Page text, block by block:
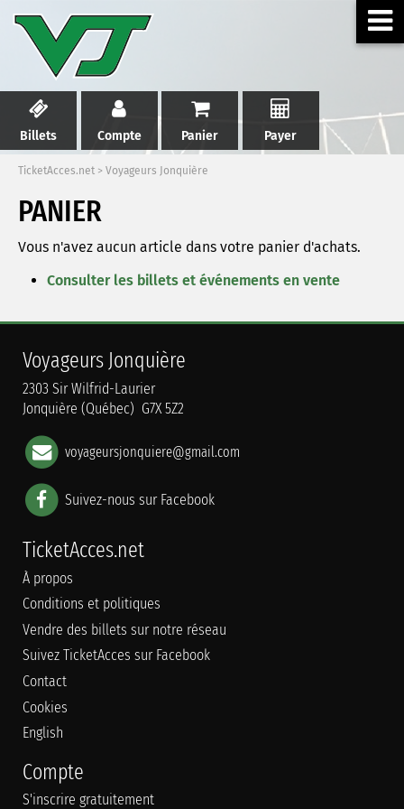
Billets Compte Panier Payer
TicketAcces.net > Voyageurs Jonquière
PANIER
Vous n'avez aucun article dans votre panier d'achats.
Consulter les billets et événements en vente
Voyageurs Jonquière
2303 Sir Wilfrid-Laurier
Jonquière (Québec) G7X 5Z2
voyageursjonquiere@gmail.com
Suivez-nous sur Facebook
TicketAcces.net
À propos
Conditions et politiques
Vendre des billets sur notre réseau
Suivez TicketAcces sur Facebook
Contact
Cookies
English
Compte
S'inscrire gratuitement